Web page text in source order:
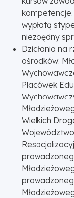
wypłatą
niezbędny
Działania na
ośrodków:
Placówek
Wielkich